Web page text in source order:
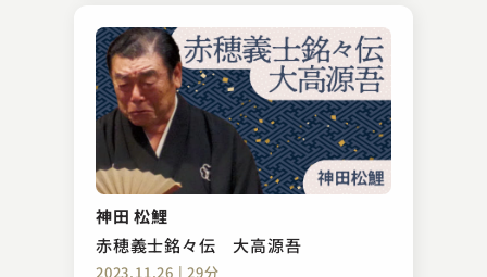
神田 松鯉
赤穂義士銘々伝 大高源吾
2023.11.26 | 29分
柳家 花緑
柳田格之進
2024.05.16 | 42分